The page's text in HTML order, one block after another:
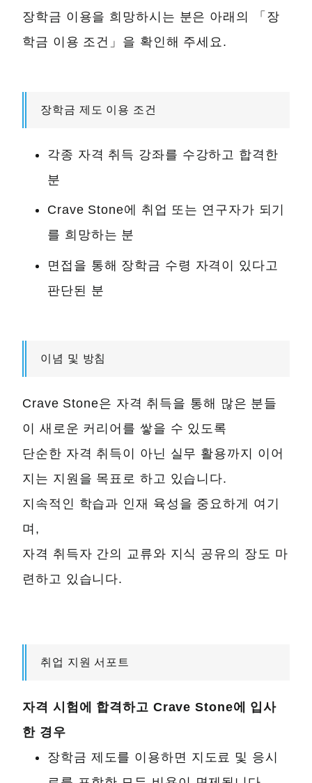
장학금 이용을 희망하시는 분은 아래의 「장
학금 이용 조건」을 확인해 주세요.
장학금 제도 이용 조건
각종 자격 취득 강좌를 수강하고 합격한
분
Crave Stone에 취업 또는 연구자가 되기
를 희망하는 분
면접을 통해 장학금 수령 자격이 있다고
판단된 분
이념 및 방침
Crave Stone은 자격 취득을 통해 많은 분들
이 새로운 커리어를 쌓을 수 있도록
단순한 자격 취득이 아닌 실무 활용까지 이어
지는 지원을 목표로 하고 있습니다.
지속적인 학습과 인재 육성을 중요하게 여기
며,
자격 취득자 간의 교류와 지식 공유의 장도 마
련하고 있습니다.
취업 지원 서포트
자격 시험에 합격하고 Crave Stone에 입사
한 경우
장학금 제도를 이용하면 지도료 및 응시